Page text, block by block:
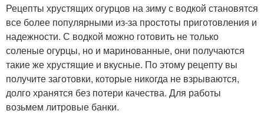
Рецепты хрустящих огурцов на зиму с водкой становятся
все более популярными из-за простоты приготовления и
надежности. С водкой можно готовить не только
соленые огурцы, но и маринованные, они получаются
такие же хрустящие и вкусные. По этому рецепту вы
получите заготовки, которые никогда не взрываются,
долго хранятся без потери качества. Для работы
возьмем литровые банки.